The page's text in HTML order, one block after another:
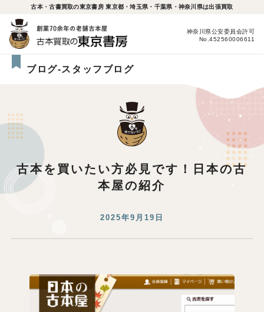
古本・古書買取の東京書房 東京都・埼玉県・千葉県・神奈川県は出張買取
神奈川県公安委員会許可
No.452560006611
ブログ-スタッフブログ
古本を買いたい方必見です！日本の古
本屋の紹介
2025年9月19日